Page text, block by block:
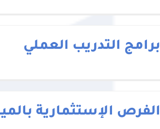
برامج التدريب العملي
الفرص الإستثمارية